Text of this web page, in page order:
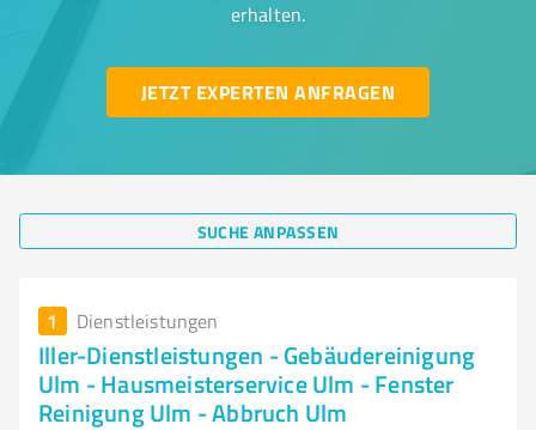
erhalten.
JETZT EXPERTEN ANFRAGEN
SUCHE ANPASSEN
1 Dienstleistungen
Iller-Dienstleistungen - Gebäudereinigung
Ulm - Hausmeisterservice Ulm - Fenster
Reinigung Ulm - Abbruch Ulm